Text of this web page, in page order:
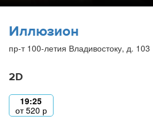
Иллюзион
пр-т 100-летия Владивостоку, д. 103
2D
19:25
от520 р